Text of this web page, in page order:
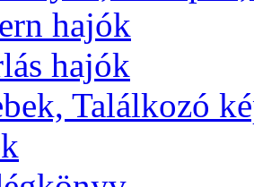
hajók
hajók
Találkozó